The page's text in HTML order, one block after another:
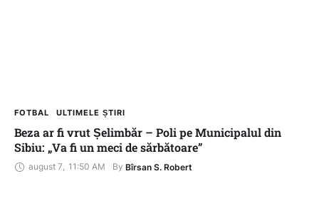
FOTBAL ULTIMELE ȘTIRI
Beza ar fi vrut Șelimbăr – Poli pe Municipalul din
Sibiu: „Va fi un meci de sărbătoare”
august 7, 11:50 AM By Bîrsan S. Robert